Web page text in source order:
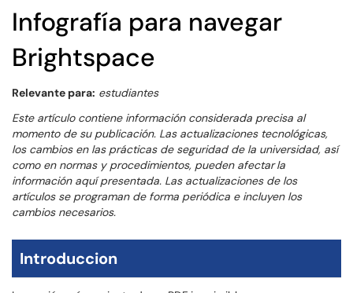
Infografía para navegar
Brightspace
Relevante para: estudiantes
Este artículo contiene información considerada precisa al
momento de su publicación. Las actualizaciones tecnológicas,
los cambios en las prácticas de seguridad de la universidad, así
como en normas y procedimientos, pueden afectar la
información aquí presentada. Las actualizaciones de los
artículos se programan de forma periódica e incluyen los
cambios necesarios.
Introduccion